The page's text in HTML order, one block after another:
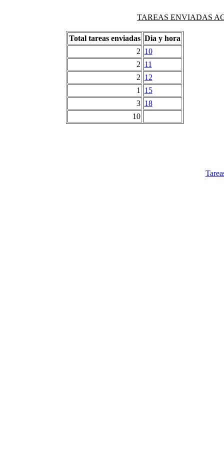
TAREAS ENVIADAS
Total tareas enviadas Dia y hora
2 10
2 11
2 12
1
15
3 18
10